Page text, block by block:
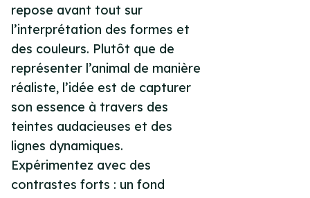
repose avant tout sur
l’interprétation des formes et
des couleurs. Plutôt que de
représenter l’animal de manière
réaliste, l’idée est de capturer
son essence à travers des
teintes audacieuses et des
lignes dynamiques.
Expérimentez avec des
contrastes forts : un fond